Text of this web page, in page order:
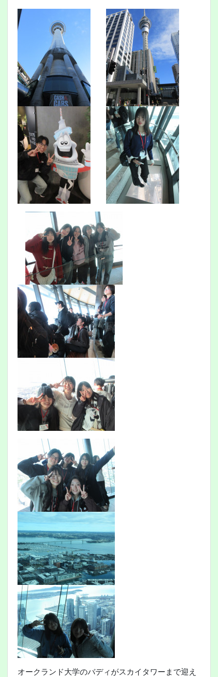
オークランド大学のバディがスカイタワーまで迎え